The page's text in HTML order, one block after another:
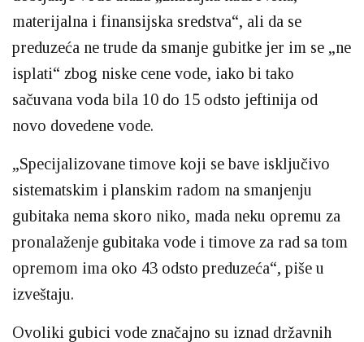
materijalna i finansijska sredstva“, ali da se
preduzeća ne trude da smanje gubitke jer im se „ne
isplati“ zbog niske cene vode, iako bi tako
sačuvana voda bila 10 do 15 odsto jeftinija od
novo dovedene vode.
„Specijalizovane timove koji se bave isključivo
sistematskim i planskim radom na smanjenju
gubitaka nema skoro niko, mada neku opremu za
pronalaženje gubitaka vode i timove za rad sa tom
opremom ima oko 43 odsto preduzeća“, piše u
izveštaju.
Ovoliki gubici vode značajno su iznad državnih